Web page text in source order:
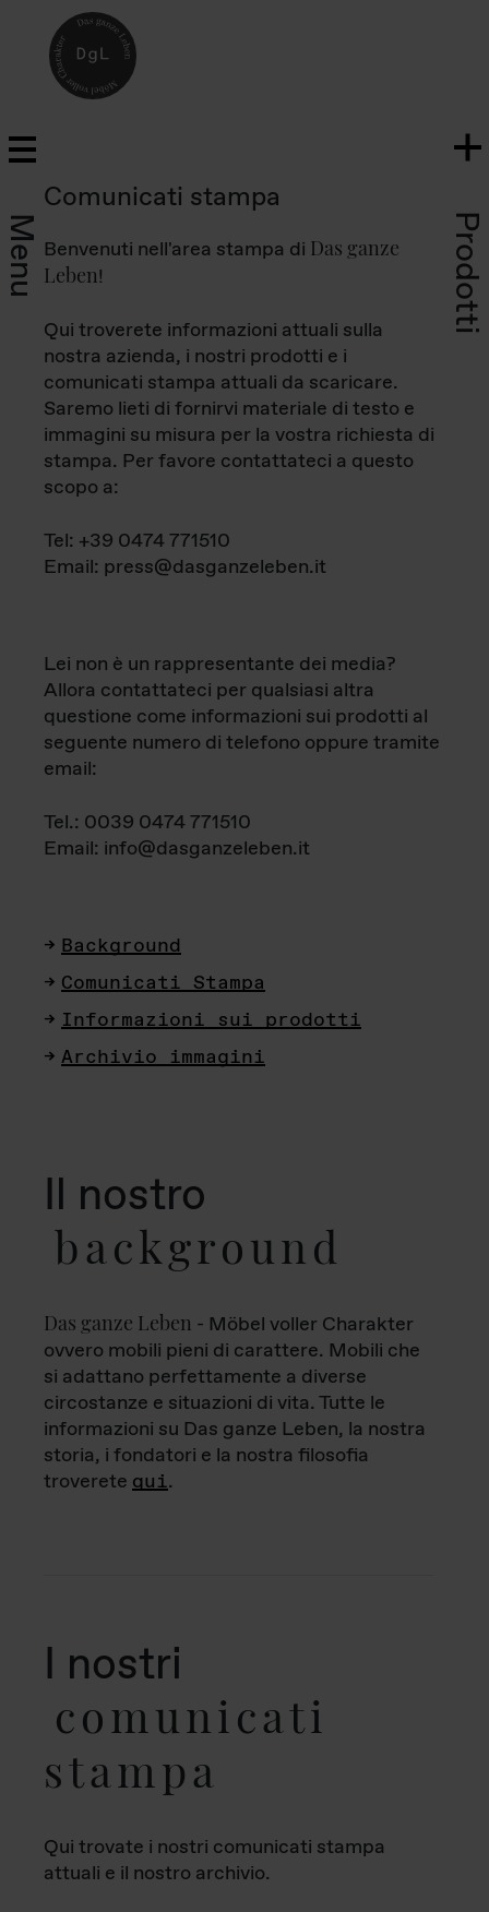
Menu Prodotti
Comunicati stampa
Benvenuti nell'area stampa di Das ganze
Leben!
Qui troverete informazioni attuali sulla
nostra azienda, i nostri prodotti e i
comunicati stampa attuali da scaricare.
Saremo lieti di fornirvi materiale di testo e
immagini su misura per la vostra richiesta di
stampa. Per favore contattateci a questo
scopo a:
Tel: +39 0474 771510
Email: press@dasganzeleben.it
Lei non è un rappresentante dei media?
Allora contattateci per qualsiasi altra
questione come informazioni sui prodotti al
seguente numero di telefono oppure tramite
email:
Tel.: 0039 0474 771510
Email: info@dasganzeleben.it
Background
Comunicati Stampa
Informazioni sui prodotti
Archivio immagini
Il nostro
background
Das ganze Leben - Möbel voller Charakter
ovvero mobili pieni di carattere. Mobili che
si adattano perfettamente a diverse
circostanze e situazioni di vita. Tutte le
informazioni su Das ganze Leben, la nostra
storia, i fondatori e la nostra filosofia
troverete qui.
I nostri
comunicati
stampa
Qui trovate i nostri comunicati stampa
attuali e il nostro archivio.